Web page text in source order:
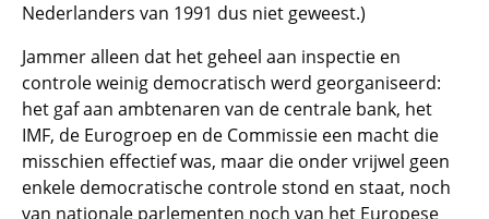
Nederlanders van 1991 dus niet geweest.)
Jammer alleen dat het geheel aan inspectie en
controle weinig democratisch werd georganiseerd:
het gaf aan ambtenaren van de centrale bank, het
IMF, de Eurogroep en de Commissie een macht die
misschien effectief was, maar die onder vrijwel geen
enkele democratische controle stond en staat, noch
van nationale parlementen noch van het Europese